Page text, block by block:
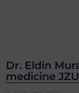
Dr. Eldin
medicine